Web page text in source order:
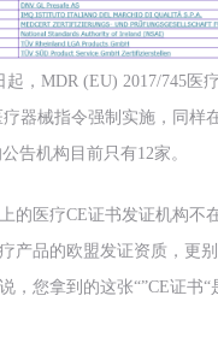
起，MDR (EU) 2017/745医
器械指令强制实施，同样
告机构目前只有12家。
的医疗CE证书发证机构不
产品的欧盟发证资质，更
，您拿到的这张“”CE证书“